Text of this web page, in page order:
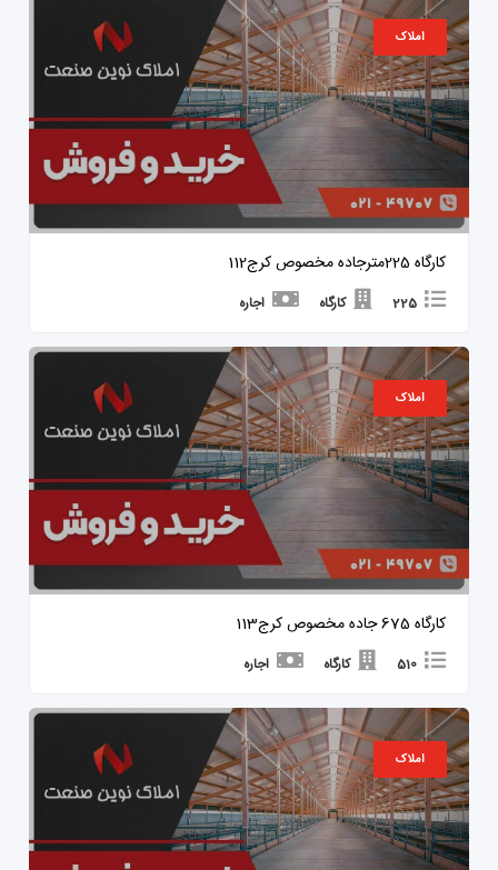
املاک
کارگاه 225مترجاده مخصوص کرج112
225 کارگاه اجاره
املاک
کارگاه 675 جاده مخصوص کرج113
510 کارگاه اجاره
املاک